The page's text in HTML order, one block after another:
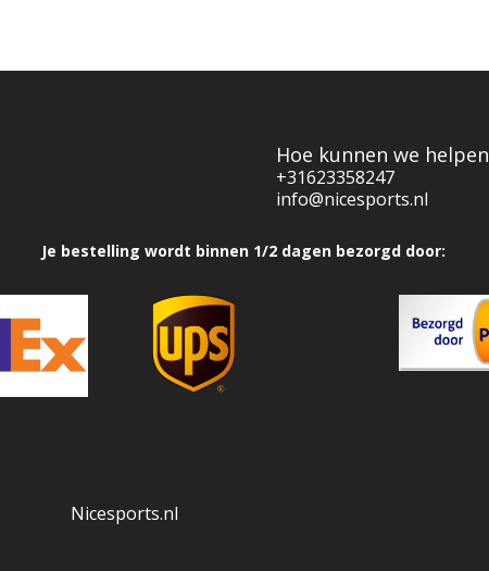
Hoe kunnen we helpen
+31623358247
info@nicesports.nl
Je bestelling wordt binnen 1/2 dagen bezorgd door:
Nicesports.nl